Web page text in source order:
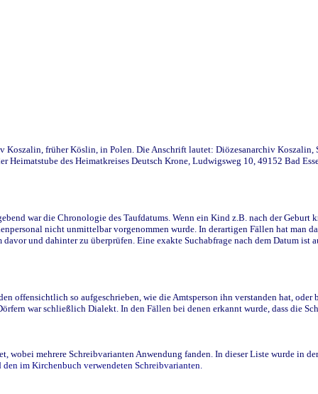
früher Köslin, in Polen. Die Anschrift lautet: Diözesanarchiv
des Heimatkreises Deutsch Krone, Ludwigsweg 10, 49152 Bad
war die Chronologie des Taufdatums. Wenn ein Kind z.B. nach der
nicht unmittelbar vorgenommen wurde. In derartigen Fällen hat man
und dahinter zu überprüfen. Eine exakte Suchabfrage nach dem Datum ist
offensichtlich so aufgeschrieben, wie die Amtsperson ihn verstanden hat, oder
war schließlich Dialekt. In den Fällen bei denen erkannt wurde, dass die
mehrere Schreibvarianten Anwendung fanden. In dieser Liste wurde in
im Kirchenbuch verwendeten Schreibvarianten.